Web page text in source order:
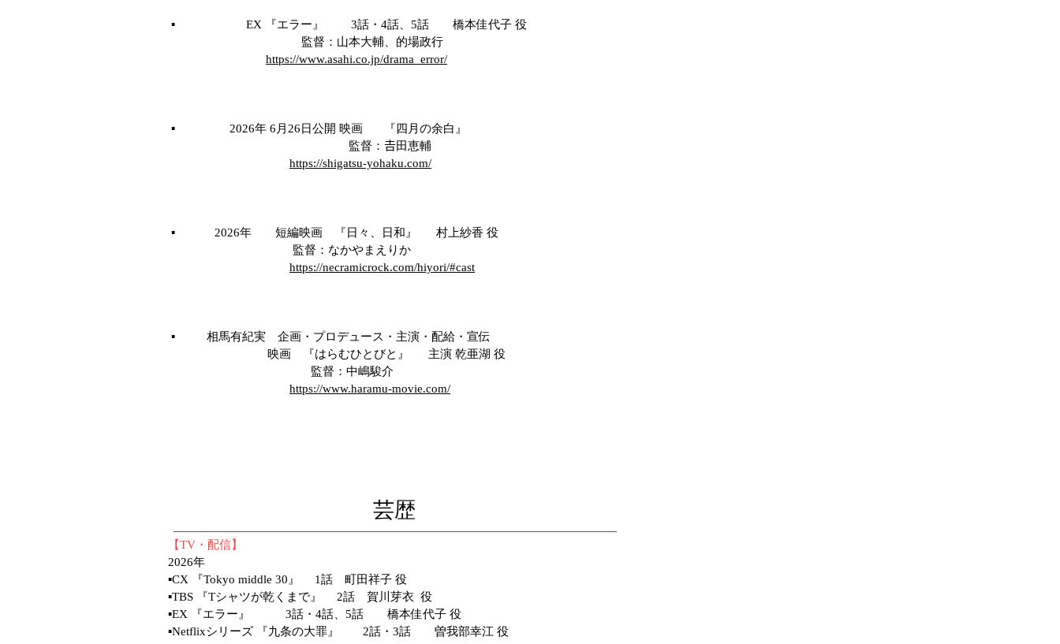
▪️ EX 『エラー』
3話・4話、5話 橋本佳代子 役
​ 監督：山本大輔、的場政行
https://www.asahi.co.jp/drama_error/
▪️ 2026年 6月26日公開 映画
『四月の余白』
​ 監督：𠮷田恵輔
https://shigatsu-yohaku.com/
▪️ 2026年 短編映画 『日々、日和』 村上紗香 役
監督：なかやまえりか
https://necramicrock.com/hiyori/#cast
▪️ 相馬有紀実 企画・プロデュース・主演・配給・宣伝
映画 『はらむひとびと』 主演 乾亜湖 役
監督：中嶋駿介
https://www.haramu-movie.com/
​芸歴
【TV・配信】
2026年
▪️CX 『Tokyo middle 30』 1話 町田祥子 役
▪️TBS 『Tシャツが乾くまで』
2話 賀川芽衣 役
▪️EX
『エラー』 3話・4話、5話 橋本佳代子 役
▪️Netflixシリーズ 『九条の大罪』 2話・3話 曽我部幸江 役